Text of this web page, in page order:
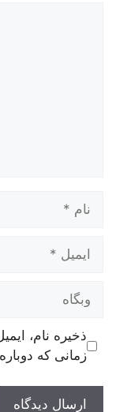
ایمیل
وبگاه
ذخیره نام،
زمانی که